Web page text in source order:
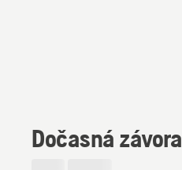
Dočasná závora